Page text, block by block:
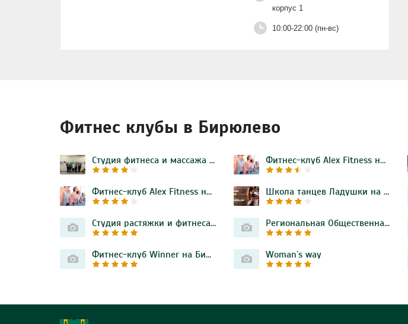
корпус 1
10:00-22:00 (пн-вс)
Фитнес клубы в Бирюлево
Студия фитнеса и массажа для женщин на Бирюлёвской улице Фитнес-клуб Alex Fitness на Михневской улице
Фитнес-клуб Alex Fitness на Липецкой улице Школа танцев Ладушки на Бирюлёвской улице
Студия растяжки и фитнеса NUGA stretching на 6-й Радиальной улице Региональная Общественная Организация «Спортивный клуб традиционного тхэквондо «КВОН»
Фитнес-клуб Winner на Бирюлёвской улице Woman`s way